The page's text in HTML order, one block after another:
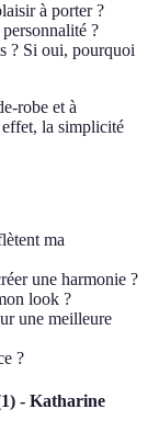
à porter ?
?
? Si oui, pourquoi
robe et à
la simplicité
ma
une harmonie ?
look ?
une meilleure
?
- Katharine